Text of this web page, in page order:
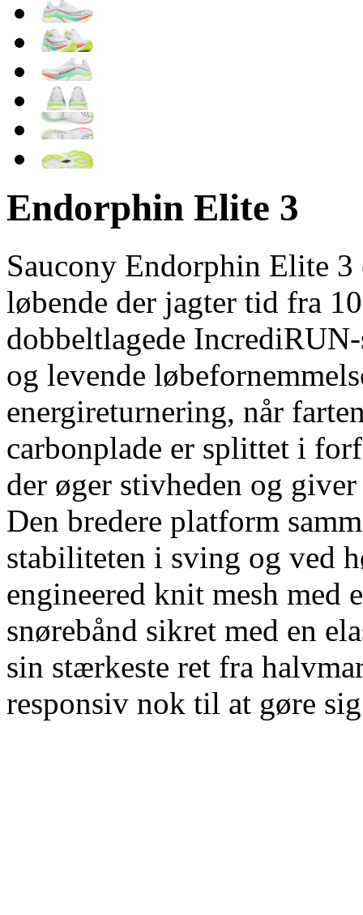
Endorphin Elite 3
Saucony Endorphin Elite
løbende der jagter tid fra
dobbeltlagede
og levende
energireturnering, når
carbonplade er splittet i
der øger stivheden og
Den bredere platform
stabiliteten i sving og ved
engineered knit mesh med
snørebånd sikret med en
sin stærkeste ret fra
responsiv nok til at gøre